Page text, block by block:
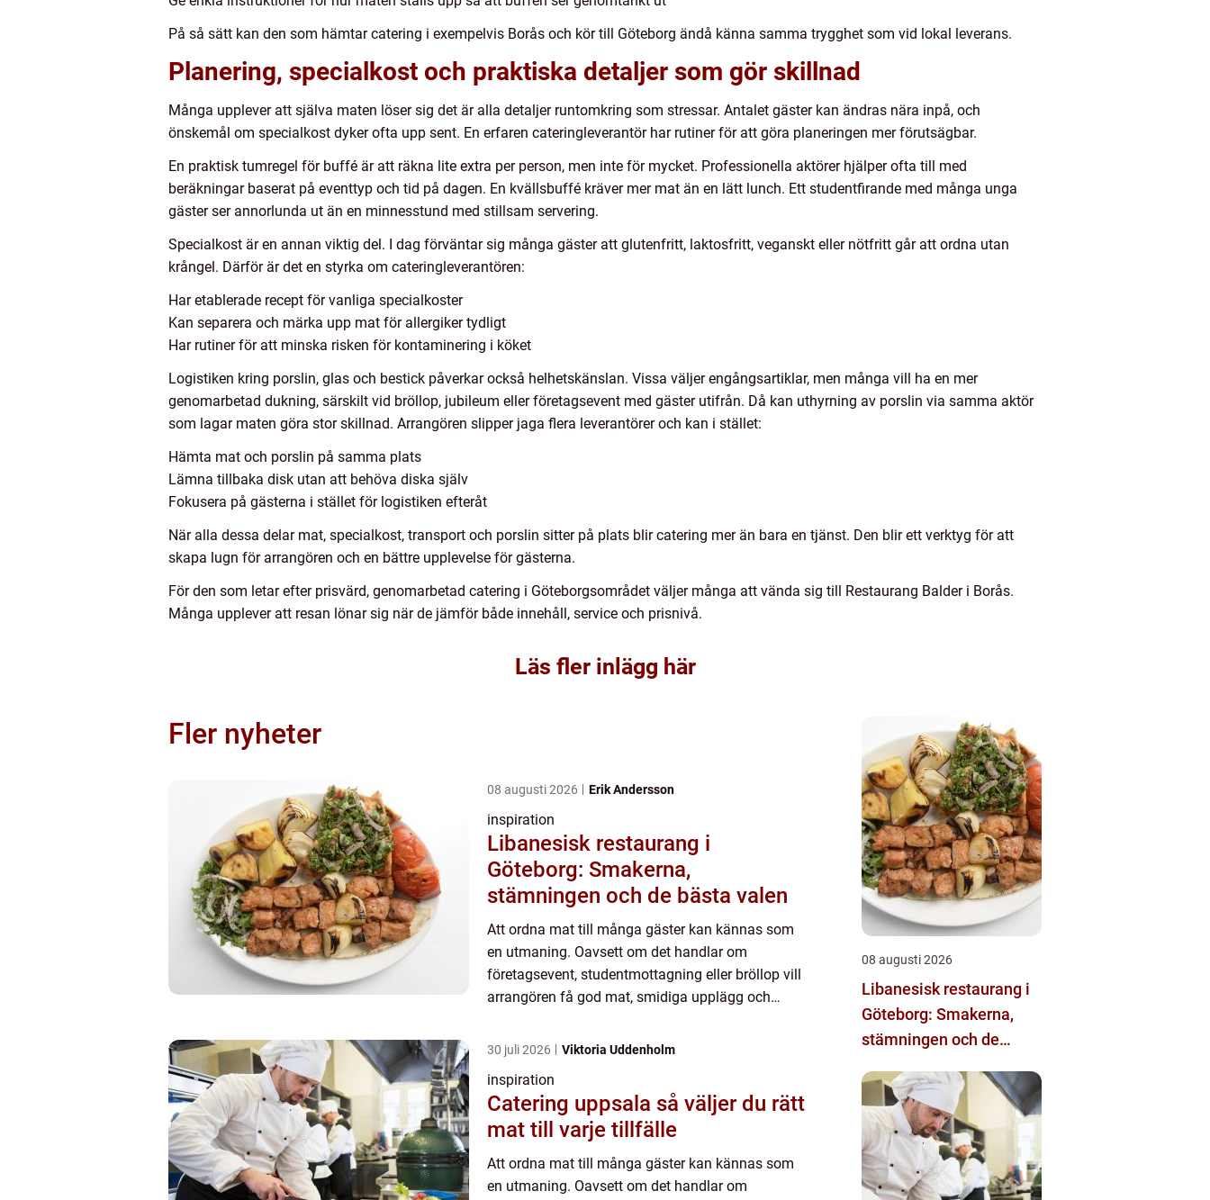
På så sätt kan den som hämtar catering i exempelvis Borås och kör till Göteborg ändå känna samma trygghet som vid lokal leverans.
Planering, specialkost och praktiska detaljer som gör skillnad
Många upplever att själva maten löser sig det är alla detaljer runtomkring som stressar. Antalet gäster kan ändras nära inpå, och
önskemål om specialkost dyker ofta upp sent. En erfaren cateringleverantör har rutiner för att göra planeringen mer förutsägbar.
En praktisk tumregel för buffé är att räkna lite extra per person, men inte för mycket. Professionella aktörer hjälper ofta till med
beräkningar baserat på eventtyp och tid på dagen. En kvällsbuffé kräver mer mat än en lätt lunch. Ett studentfirande med många unga
gäster ser annorlunda ut än en minnesstund med stillsam servering.
Specialkost är en annan viktig del. I dag förväntar sig många gäster att glutenfritt, laktosfritt, veganskt eller nötfritt går att ordna utan
krångel. Därför är det en styrka om cateringleverantören:
Har etablerade recept för vanliga specialkoster
Kan separera och märka upp mat för allergiker tydligt
Har rutiner för att minska risken för kontaminering i köket
Logistiken kring porslin, glas och bestick påverkar också helhetskänslan. Vissa väljer engångsartiklar, men många vill ha en mer
genomarbetad dukning, särskilt vid bröllop, jubileum eller företagsevent med gäster utifrån. Då kan uthyrning av porslin via samma aktör
som lagar maten göra stor skillnad. Arrangören slipper jaga flera leverantörer och kan i stället:
Hämta mat och porslin på samma plats
Lämna tillbaka disk utan att behöva diska själv
Fokusera på gästerna i stället för logistiken efteråt
När alla dessa delar mat, specialkost, transport och porslin sitter på plats blir catering mer än bara en tjänst. Den blir ett verktyg för att
skapa lugn för arrangören och en bättre upplevelse för gästerna.
För den som letar efter prisvärd, genomarbetad catering i Göteborgsområdet väljer många att vända sig till Restaurang Balder i Borås.
Många upplever att resan lönar sig när de jämför både innehåll, service och prisnivå.
Läs fler inlägg här
Fler nyheter
08 augusti 2026 Erik Andersson
inspiration
Libanesisk restaurang i
Göteborg: Smakerna,
stämningen och de bästa valen
Att ordna mat till många gäster kan kännas som
en utmaning. Oavsett om det handlar om
företagsevent, studentmottagning eller bröllop vill
arrangören få god mat, smidiga upplägg och
Göteborg som kombin...
30 juli 2026 Viktoria Uddenholm
inspiration
Catering uppsala så väljer du rätt
mat till varje tillfälle
Att ordna mat till många gäster kan kännas som
en utmaning. Oavsett om det handlar om
08 augusti 2026
Libanesisk restaurang i
Göteborg: Smakerna,
stämningen och de